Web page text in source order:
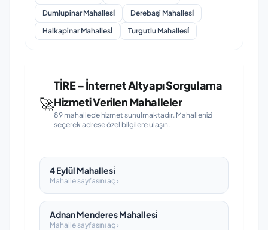
Dumlupinar Mahallesi̇
Derebaşi Mahallesi̇
Halkapinar Mahallesi̇
Turgutlu Mahallesi̇
🚀
TİRE – İnternet Altyapı Sorgulama
Hizmeti Verilen Mahalleler
89 mahallede hizmet sunulmaktadır. Mahallenizi
seçerek adrese özel bilgilere ulaşın.
4 Eylül Mahallesi̇
Mahalle sayfasını aç ›
Adnan Menderes Mahallesi̇
Mahalle sayfasını aç ›